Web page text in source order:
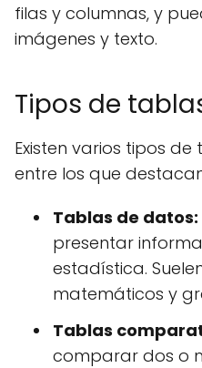
filas y columnas, y
imágenes y texto.
Tipos de
Existen varios tipos
entre los que
Tablas de datos:
presentar
estadística.
matemáticos y
Tablas
comparar dos o